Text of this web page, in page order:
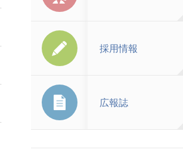
採用情報
広報誌